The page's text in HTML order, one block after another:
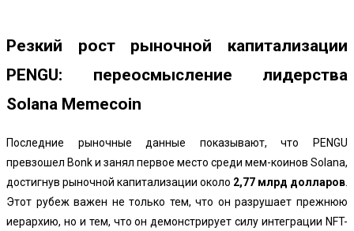
Резкий рост рыночной капитализации
PENGU: переосмысление лидерства
Solana Memecoin
Последние рыночные данные показывают, что PENGU
превзошел Bonk и занял первое место среди мем-коинов Solana,
достигнув рыночной капитализации около 2,77 млрд долларов
Этот рубеж важен не только тем, что он разрушает прежнюю
иерархию, но и тем, что он демонстрирует силу интеграции NFT-